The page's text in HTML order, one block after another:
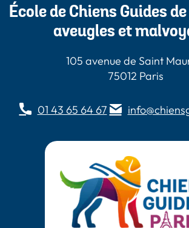
École de Chiens Guides
aveugles et
105 avenue de Saint
75012 Paris
01 43 65 64 67